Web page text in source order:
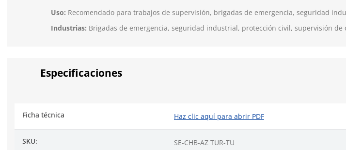
Uso: Recomendado para trabajos de supervisión, brigadas de emergencia, seguridad
Industrias: Brigadas de emergencia, seguridad industrial, protección civil, supervisión de
Especificaciones
Ficha técnica Haz clic aquí para abrir PDF
SKU: SE-CHB-AZ TUR-TU